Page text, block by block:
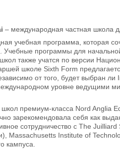
– международная частная школа
учебная программа, которая
программы для
также учатся по версии
школе Sixth Form
от того, будет выбран
уровне ведущими
премиум-класса Nord Anglia
зарекомендовала себя как
сотрудничество с The
Massachusetts Institute of
кампуса.